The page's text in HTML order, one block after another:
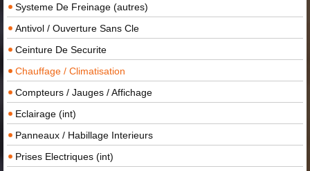
Systeme De Freinage (autres)
Antivol / Ouverture Sans Cle
Ceinture De Securite
Chauffage / Climatisation
Compteurs / Jauges / Affichage
Eclairage (int)
Panneaux / Habillage Interieurs
Prises Electriques (int)